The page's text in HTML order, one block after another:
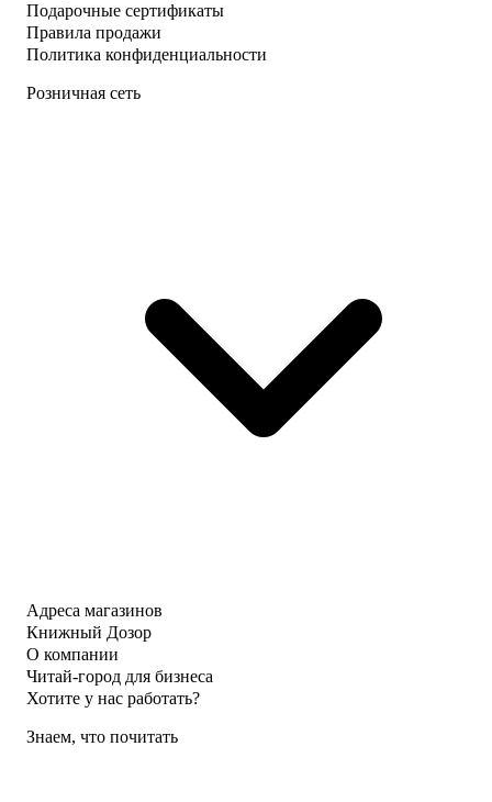
Подарочные сертификаты
Правила продажи
Политика конфиденциальности
Розничная сеть
Адреса магазинов
Книжный Дозор
О компании
Читай-город для бизнеса
Хотите у нас работать?
Знаем, что почитать